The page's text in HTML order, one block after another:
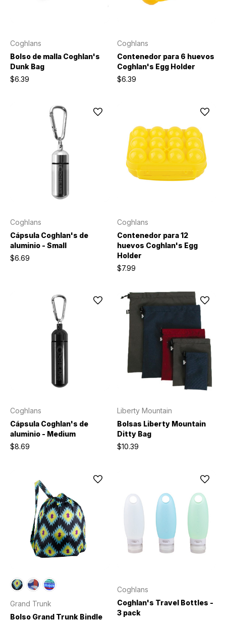
Coghlans
Bolso de malla Coghlan's
Dunk Bag
$6.39
Coghlans
Contenedor para 6 huevos
Coghlan's Egg Holder
$6.39
Coghlans
Cápsula Coghlan's de
aluminio - Small
$6.69
Coghlans
Contenedor para 12
huevos Coghlan's Egg
Holder
$7.99
Coghlans
Cápsula Coghlan's de
aluminio - Medium
$8.69
Liberty Mountain
Bolsas Liberty Mountain
Ditty Bag
$10.39
Grand Trunk
Bolso Grand Trunk Bindle
Coghlans
Coghlan's Travel Bottles -
3 pack